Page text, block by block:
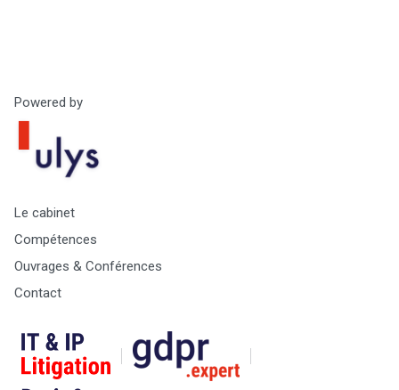
Technologies
Wery
Powered by
Le cabinet
Compétences
Ouvrages & Conférences
Contact